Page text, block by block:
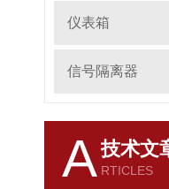
仪表箱
信号隔离器
A技术文
RTICLES